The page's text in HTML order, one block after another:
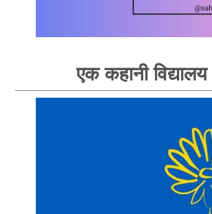
एक कहानी